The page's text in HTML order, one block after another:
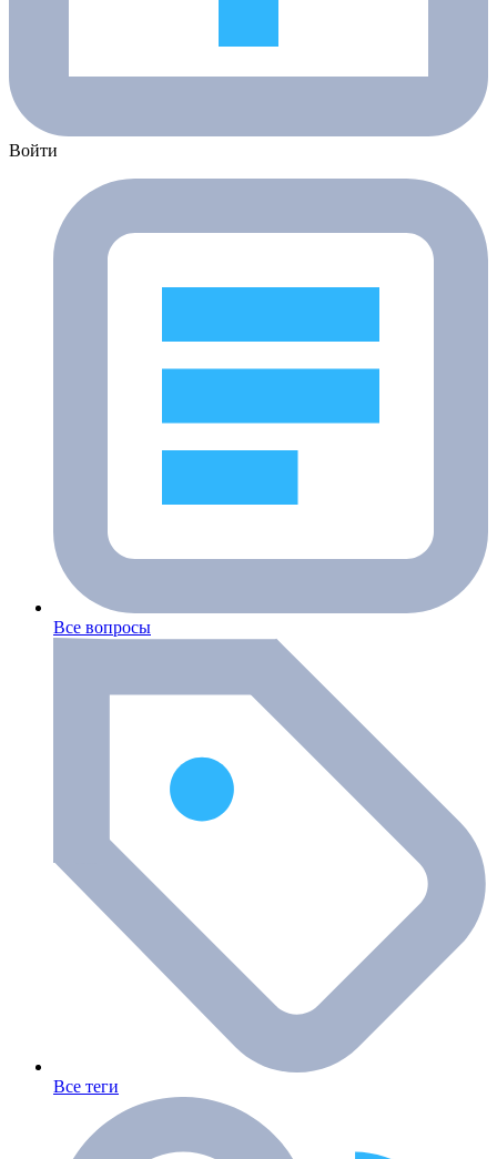
Войти
Все вопросы
Все теги